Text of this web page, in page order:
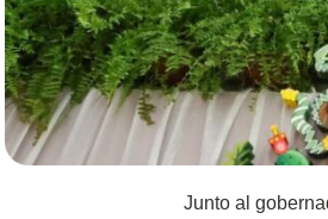
Junto al